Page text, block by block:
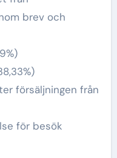
brev och
försäljningen från
för besök